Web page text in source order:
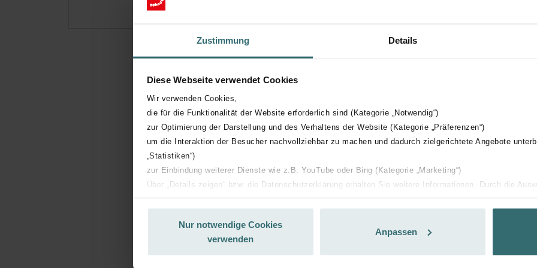
Zustimmung Details
Diese Webseite verwendet Cookies
Wir verwenden Cookies,
die für die Funktionalität der Website erforderlich sind (Kategorie „Notwendig“)
zur Optimierung der Darstellung und des Verhaltens der Website (Kategorie „Präferenzen“)
um die Interaktion der Besucher nachvollziehbar zu machen und dadurch zielgerichtete Angebote
„Statistiken“)
zur Einbindung weiterer Dienste wie z.B. YouTube oder Bing (Kategorie „Marketing“)
Über „Details zeigen“ bzw. die Datenschutzerklärung erhalten Sie weitere Informationen. Durch die
basierend auf Ihren Interessen zur Verfügung zu stellen. Alle Einwilligungen können Sie
Datenschutzerklärung widerrufen.
Nur notwendige Cookies
verwenden
Anpassen